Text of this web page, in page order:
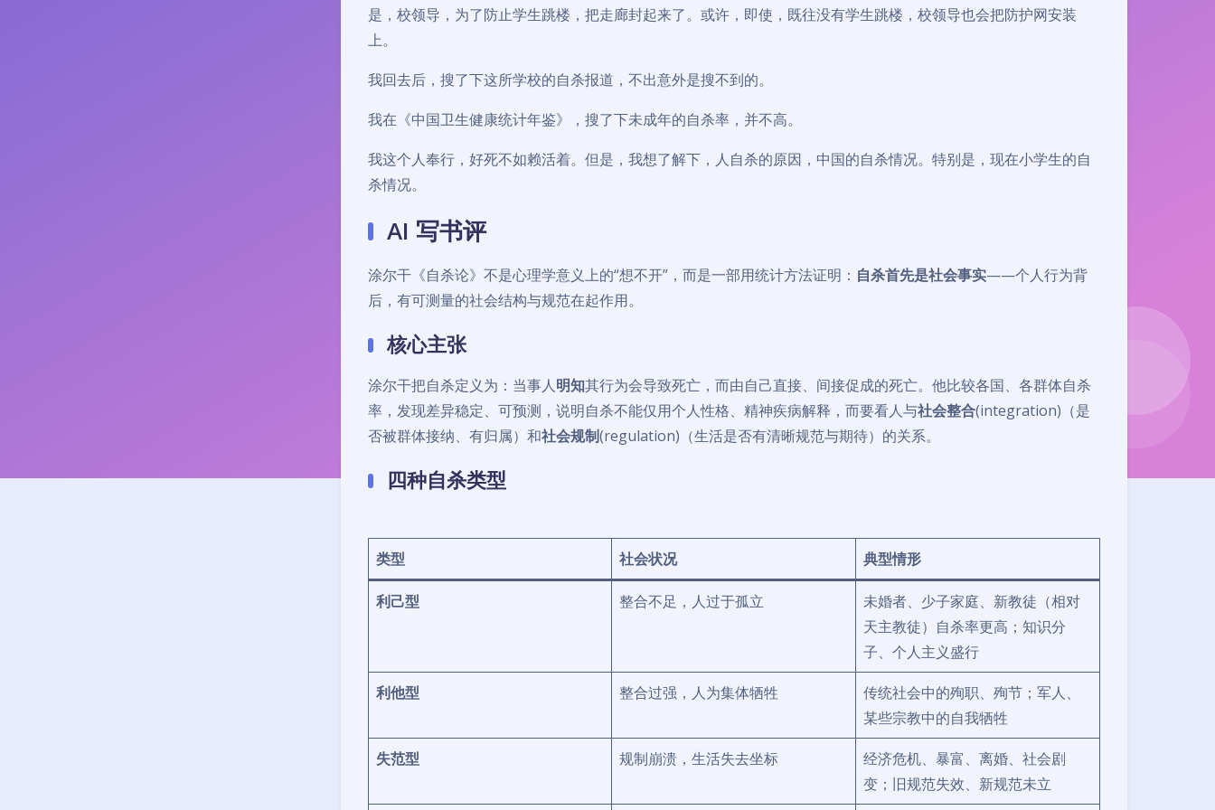
是，校领导，为了防止学生跳楼，把走廊封起来了。或许，即使，既往没有学生跳楼，校领导也会把防护网安装
上。
我回去后，搜了下这所学校的自杀报道，不出意外是搜不到的。
我在《中国卫生健康统计年鉴》，搜了下未成年的自杀率，并不高。
我这个人奉行，好死不如赖活着。但是，我想了解下，人自杀的原因，中国的自杀情况。特别是，现在小学生的自
杀情况。
AI 写书评
涂尔干《自杀论》不是心理学意义上的“想不开”，而是一部用统计方法证明： 自杀首先是社会事实——个人行为背
后，有可测量的社会结构与规范在起作用。
核心主张
涂尔干把自杀定义为：当事人明知其行为会导致死亡，而由自己直接、间接促成的死亡。他比较各国、各群体自杀
率，发现差异稳定、可预测，说明自杀不能仅用个人性格、精神疾病解释，而要看人与社会整合(integration)（是
否被群体接纳、有归属）和社会规制(regulation)（生活是否有清晰规范与期待）的关系。
四种自杀类型
类型 社会状况 典型情形
利己型 整合不足，人过于孤立
未婚者、少子家庭、新教徒（相对
天主教徒）自杀率更高；知识分
子、个人主义盛行
利他型 整合过强，人为集体牺牲
传统社会中的殉职、殉节；军人、
某些宗教中的自我牺牲
失范型 规制崩溃，生活失去坐标
经济危机、暴富、离婚、社会剧
变；旧规范失效、新规范未立